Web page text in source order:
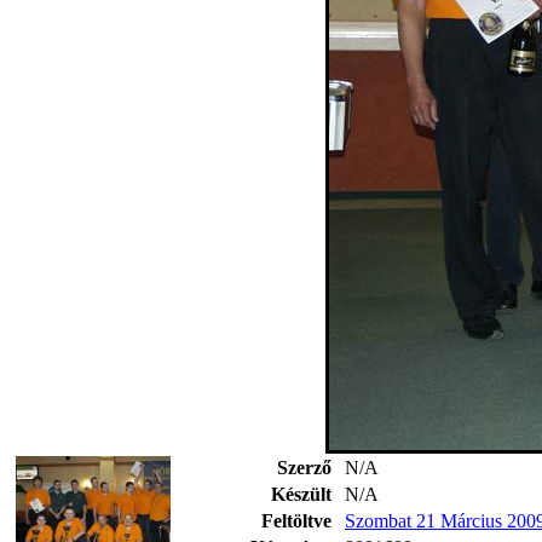
Szerző
N/A
Készült
N/A
Feltöltve
Szombat 21 Március